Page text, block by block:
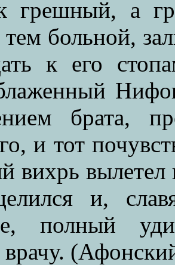
грешный, а
больной,
к его
брата,
и тот
вихрь
и,
полный
врачу.